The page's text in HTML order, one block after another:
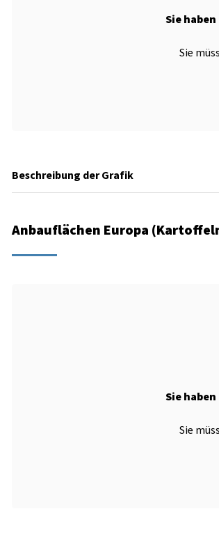
Sie
Sie
Beschreibung der Grafik
Anbauflächen Europa
Sie
Sie